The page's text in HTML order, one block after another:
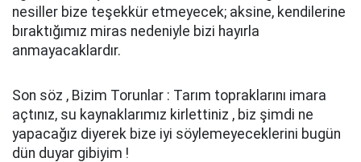
nesiller bize teşekkür etmeyecek; aksine, kendilerine
bıraktığımız miras nedeniyle bizi hayırla
anmayacaklardır.
Son söz , Bizim Torunlar : Tarım topraklarını imara
açtınız, su kaynaklarımız kirlettiniz , biz şimdi ne
yapacağız diyerek bize iyi söylemeyeceklerini bugün
dün duyar gibiyim !